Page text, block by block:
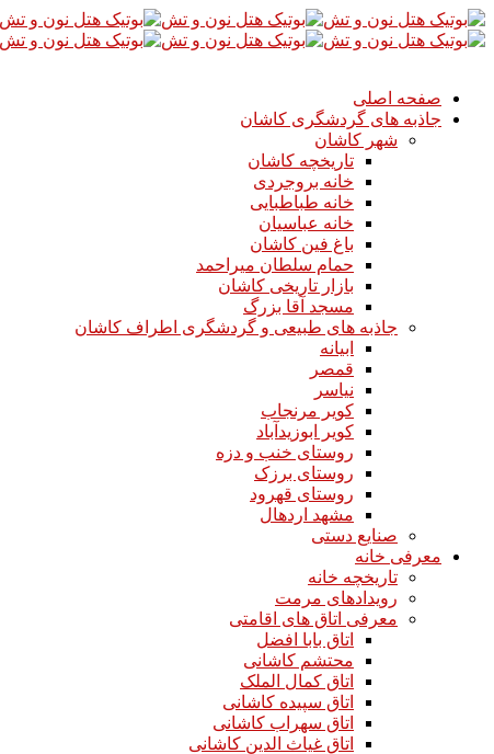
صفحه اصلی
جاذبه های گردشگری کاشان
شهر کاشان
تاریخچه کاشان
خانه بروجردی
خانه طباطبایی
خانه عباسیان
باغ فین کاشان
حمام سلطان میراحمد
بازار تاریخی کاشان
مسجد آقا بزرگ
جاذبه های طبیعی و گردشگری اطراف کاشان
ابیانه
قمصر
نیاسر
کویر مرنجاب
کویر ابوزیدآباد
روستای خنب و دزه
روستای برزک
روستای قهرود
مشهد اردهال
صنایع دستی
معرفی خانه
تاریخچه خانه
رویدادهای مرمت
معرفی اتاق های اقامتی
اتاق بابا افضل
محتشم کاشانی
اتاق کمال الملک
اتاق سپیده کاشانی
اتاق سهراب کاشانی
اتاق غیاث الدین کاشانی